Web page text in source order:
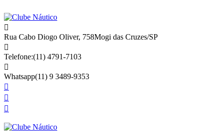
Rua Cabo Diogo Oliver, 758Mogi das Cruzes/SP
Telefone:(11) 4791-7103
Whatsapp(11) 9 3489-9353